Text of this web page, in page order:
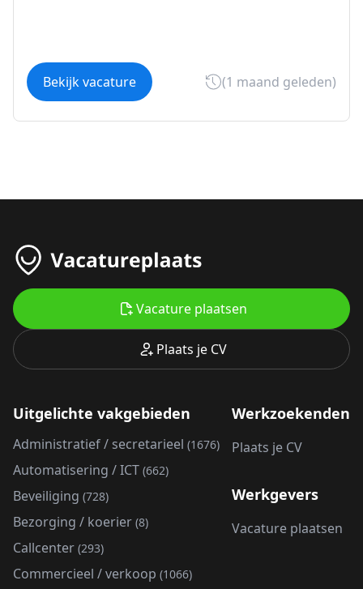
Bekijk vacature (1 maand geleden)
Plaats je CV
Vacature plaatsen
Uitgelichte vakgebieden
Administratief / secretarieel (1676)
Automatisering / ICT (662)
Beveiliging (728)
Bezorging / koerier (8)
Callcenter (293)
Commercieel / verkoop (1066)
Werkzoekenden
Plaats je CV
Werkgevers
Vacature plaatsen